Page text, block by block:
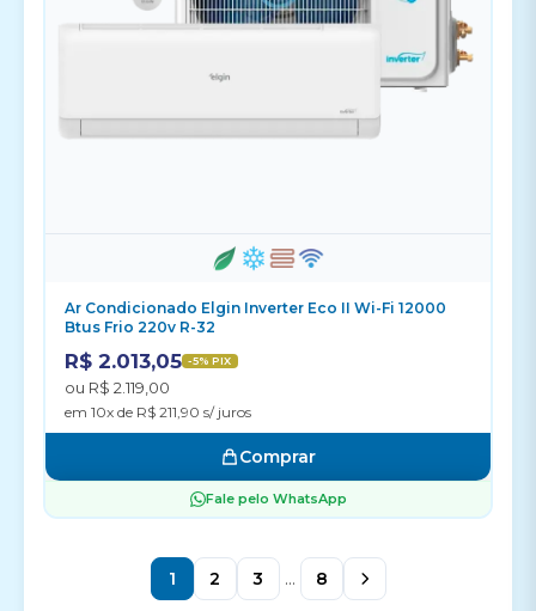
Ar Condicionado Elgin Inverter Eco II Wi-Fi 12000
Btus Frio 220v R-32
R$ 2.013,05 -5% PIX
ou R$ 2.119,00
em 10x de R$ 211,90 s/ juros
Comprar
Fale pelo WhatsApp
1 2 3 ... 8